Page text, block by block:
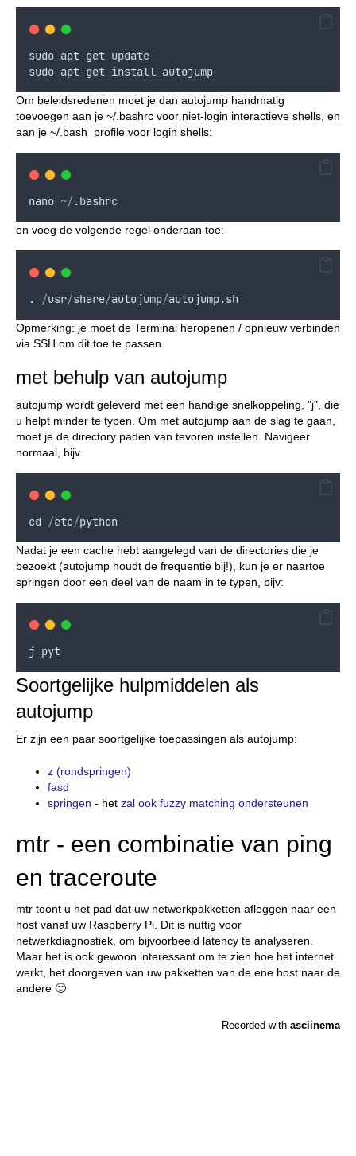
sudo apt-get update
sudo apt-get install autojump
Om beleidsredenen moet je dan autojump handmatig
toevoegen aan je ~/.bashrc voor niet-login interactieve shells, en
aan je ~/.bash_profile voor login shells:
nano ~/ .bashrc
en voeg de volgende regel onderaan toe:
. /usr/share/autojump/autojump.sh
Opmerking: je moet de Terminal heropenen / opnieuw verbinden
via SSH om dit toe te passen.
met behulp van autojump
autojump wordt geleverd met een handige snelkoppeling, "j", die
u helpt minder te typen. Om met autojump aan de slag te gaan,
moet je de directory paden van tevoren instellen. Navigeer
normaal, bijv.
cd /etc/python
Nadat je een cache hebt aangelegd van de directories die je
bezoekt (autojump houdt de frequentie bij!), kun je er naartoe
springen door een deel van de naam in te typen, bijv:
j pyt
Soortgelijke hulpmiddelen als
autojump
Er zijn een paar soortgelijke toepassingen als autojump:
z (rondspringen)
fasd
springen - het zal ook fuzzy matching ondersteunen
mtr - een combinatie van ping
en traceroute
mtr toont u het pad dat uw netwerkpakketten afleggen naar een
host vanaf uw Raspberry Pi. Dit is nuttig voor
netwerkdiagnostiek, om bijvoorbeeld latency te analyseren.
Maar het is ook gewoon interessant om te zien hoe het internet
werkt, het doorgeven van uw pakketten van de ene host naar de
andere 🙂